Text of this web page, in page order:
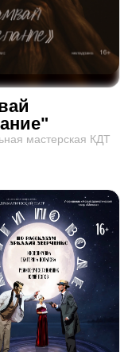
мастерская КДТ